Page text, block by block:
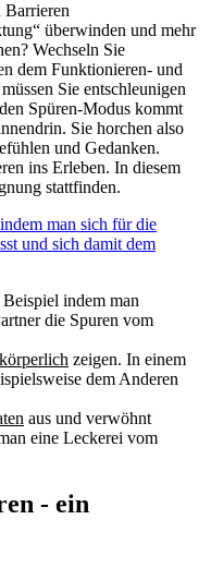
Barrieren
überwinden und mehr
Wechseln Sie
dem Funktionieren- und
Sie entschleunigen
Spüren-Modus kommt
Sie horchen also
und Gedanken.
ins Erleben. In diesem
stattfinden.
man sich für die
und sich damit dem
indem man
die Spuren vom
körperlich zeigen. In einem
dem Anderen
aus und verwöhnt
eine Leckerei vom
- ein